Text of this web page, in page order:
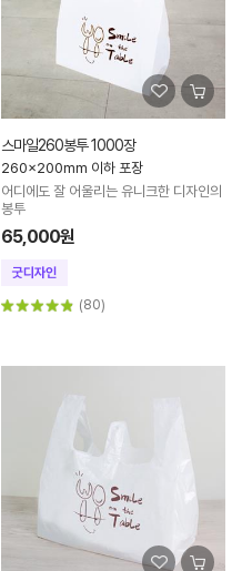
스마일260봉투 1000장
260x200mm 이하 포장
어디에도 잘 어울리는 유니크한 디자인의
봉투
65,000원
(80)